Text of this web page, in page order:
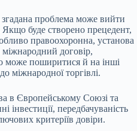
проблема може вийти
Якщо буде створено прецедент,
правоохоронна, установа
договір,
може поширитися й на інші
міжнародної торгівлі.
в Європейському Союзі та
інвестиції, передбачуваність
критеріїв довіри.